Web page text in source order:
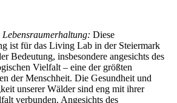
Diese
ist für das Living Lab in der Steiermark
Bedeutung, insbesondere angesichts des
Vielfalt – eine der größten
der Menschheit. Die Gesundheit und
unserer Wälder sind eng mit ihrer
verbunden. Angesichts des